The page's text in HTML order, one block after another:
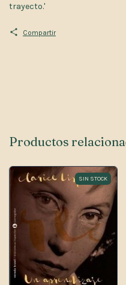
trayecto.'
Compartir
Productos
SIN STOCK